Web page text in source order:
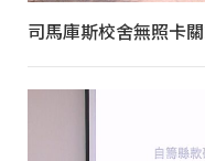
司馬庫斯校舍無照卡